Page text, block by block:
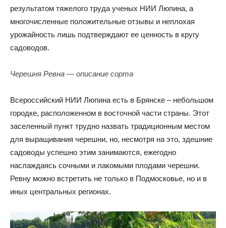
результатом тяжелого труда ученых НИИ Люпина, а
многочисленные положительные отзывы и неплохая
урожайность лишь подтверждают ее ценность в кругу
садоводов.
Черешня Ревна — описание сорта
Всероссийский НИИ Люпина есть в Брянске – небольшом
городке, расположенном в восточной части страны. Этот
заселенный пункт трудно назвать традиционным местом
для выращивания черешни, но, несмотря на это, здешние
садоводы успешно этим занимаются, ежегодно
наслаждаясь сочными и лакомыми плодами черешни.
Ревну можно встретить не только в Подмосковье, но и в
иных центральных регионах.